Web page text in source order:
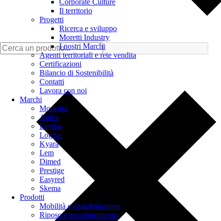
Corporate Culture
Il territorio
Progetti
Ricerca e sviluppo
Moretti Industry
I nostri Marchi
Agenti territoriali e rete vendita
Certificazioni
Bilancio di Sostenibilità
Contatti
Lavora con noi
Marchi
Mopedia
Ardea
Levitas
Logiko
Kyara
Lem
Dimed
Prestige
Easyred
Skema
Prodotti
Mobilità e deambulazione
Riposo e posizionamento